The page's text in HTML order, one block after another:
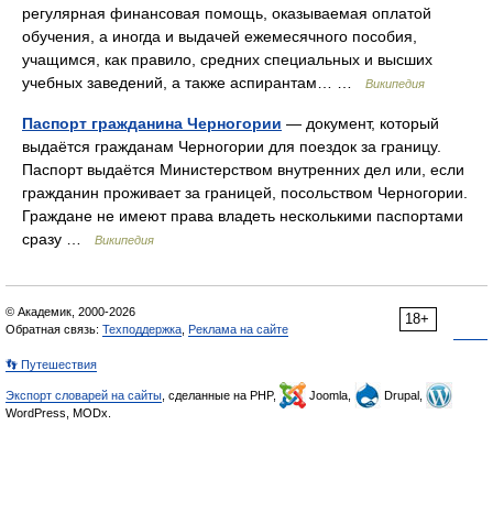
регулярная финансовая помощь, оказываемая оплатой
обучения, а иногда и выдачей ежемесячного пособия,
учащимся, как правило, средних специальных и высших
учебных заведений, а также аспирантам… …
Википедия
Паспорт гражданина Черногории — документ, который
выдаётся гражданам Черногории для поездок за границу.
Паспорт выдаётся Министерством внутренних дел или, если
гражданин проживает за границей, посольством Черногории.
Граждане не имеют права владеть несколькими паспортами
сразу …
Википедия
18+
© Академик, 2000-2026
Обратная связь: Техподдержка Реклама на сайте
👣 Путешествия
Экспорт словарей на сайты , сделанные на PHP, Joomla,
Drupal,
WordPress, MODx.